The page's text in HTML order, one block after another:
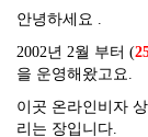
안녕하세요 .
2002년 2월 부터 (
을 운영해왔고요.
이곳 온라인비자
리는 장입니다.